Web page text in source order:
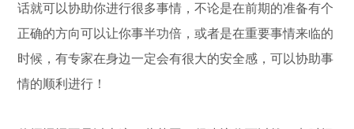
话就可以协助你进行很多事情，不论是在前期的准备有个
正确的方向可以让你事半功倍，或者是在重要事情来临的
时候，有专家在身边一定会有很大的安全感，可以协助事
情的顺利进行！